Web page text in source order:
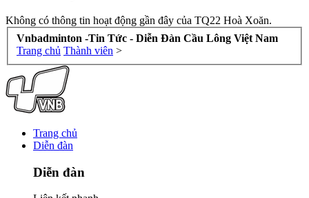
Không có thông tin hoạt động gần đây của TQ22 Hoà Xoăn.
Vnbadminton -Tin Tức - Diễn Đàn Cầu Lông Việt Nam
Trang chủ Thành viên >
Trang chủ
Diễn đàn
Diễn đàn